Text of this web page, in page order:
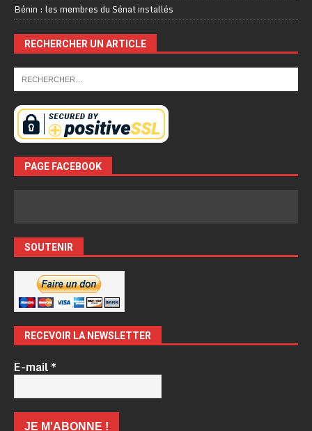
Bénin : les membres du Sénat installés
RECHERCHER UN ARTICLE
PAGE FACEBOOK
SOUTENIR
RECEVOIR LA NEWSLETTER
E-mail*